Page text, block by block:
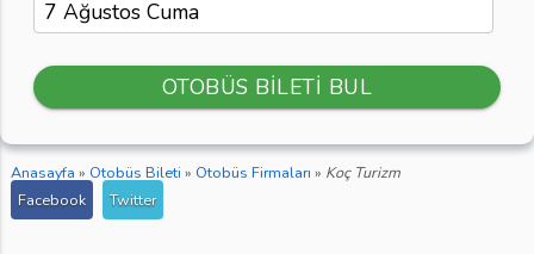
OTOBÜS BİLETİ BUL
Anasayfa » Otobüs Bileti » Otobüs Firmaları » Koç Turizm
Facebook
Twitter